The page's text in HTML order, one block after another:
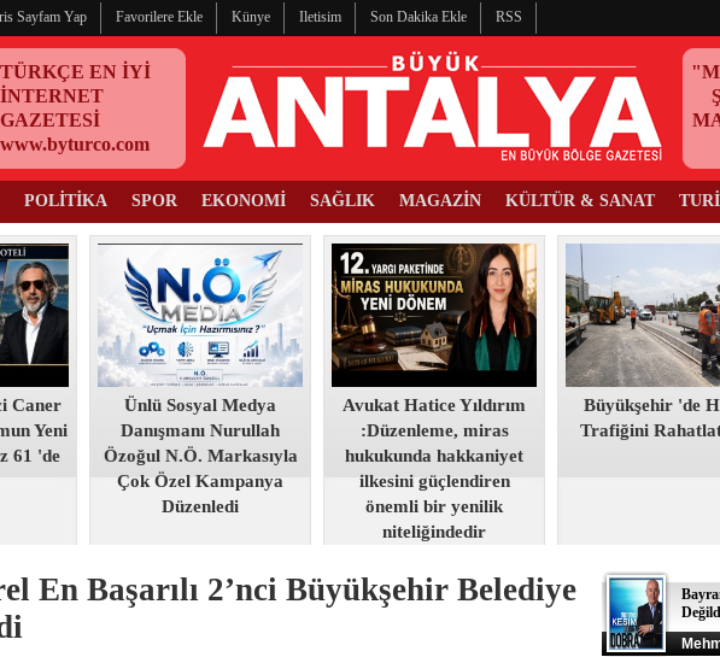
Sayfam Yap Favorilere Ekle Künye Iletisim Son Dakika Ekle RSS
TÜRKÇE EN İYİ
İNTERNET
GAZETESİ
www.byturco.com
POLİTİKA SPOR EKONOMİ SAĞLIK MAGAZİN KÜLTÜR & SANAT
Caner
Yeni
61 'de
Ünlü Sosyal Medya
Danışmanı Nurullah
Özoğul N.Ö. Markasıyla
Çok Özel Kampanya
Düzenledi
Avukat Hatice Yıldırım
:Düzenleme, miras
hukukunda hakkaniyet
ilkesini güçlendiren
önemli bir yenilik
niteliğindedir
Büyükşehir 'de
Trafiğini
En Başarılı 2’nci Büyükşehir Belediye